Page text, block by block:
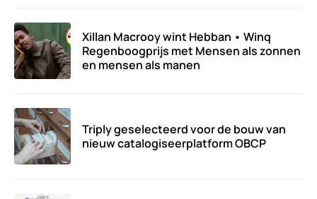
Xillan Macrooy wint Hebban • Winq
Regenboogprijs met Mensen als zonnen
en mensen als manen
Triply geselecteerd voor de bouw van
nieuw catalogiseerplatform OBCP